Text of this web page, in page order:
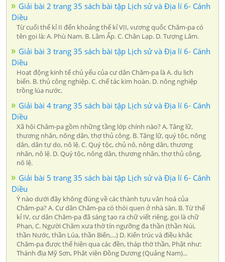
Giải bài 2 trang 35 sách bài tập Lịch sử và Địa lí 6- Cánh
Diều
Từ cuối thế kỉ II đến khoảng thế kỉ VỊI, vương quốc Chăm-pa có
tên gọi là: A. Phù Nam. B. Lâm Ấp. C. Chân Lạp. D. Tượng Lâm.
Giải bài 3 trang 35 sách bài tập Lịch sử và Địa lí 6- Cánh
Diều
Hoạt động kinh tế chủ yếu của cư dân Chăm-pa là A. du lịch
biển. B. thủ công nghiệp. C. chế tác kim hoàn. D. nông nghiệp
trồng lúa nước.
Giải bài 4 trang 35 sách bài tập Lịch sử và Địa lí 6- Cánh
Diều
Xã hội Chăm-pa gồm những tầng lớp chính nào? A. Tăng lữ,
thương nhân, nông dân, thợ thủ công. B. Tăng lữ, quý tộc, nông
dân, dân tự do, nô lệ. C. Quý tộc, chủ nô, nông dân, thương
nhân, nô lệ. D. Quý tộc, nông dân, thương nhân, thợ thủ công,
nô lệ.
Giải bài 5 trang 35 sách bài tập Lịch sử và Địa lí 6- Cánh
Diều
Ý nào dưới đây không đúng về các thành tựu văn hoá của
Chăm-pa? A. Cư dân Chăm-pa có thói quen ở nhà sàn. B. Từ thế
kỉ IV, cư dân Chăm-pa đã sáng tạo ra chữ viết riêng, gọi là chữ
Phạn, C. Người Chăm xưa thờ tín ngưỡng đa thần (thần Núi,
thần Nước, thần Lúa, thần Biển,...) D. Kiến trúc và điều khắc
Chăm-pa được thể hiện qua các đền, tháp thờ thần, Phật như:
Thánh địa Mỹ Sơn, Phật viện Đồng Dương (Quảng Nam)...